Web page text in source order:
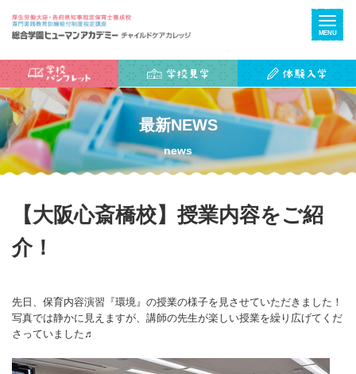
MENU
最新NEWS
news
【大阪心斎橋校】授業内容をご紹
介！
先日、保育内容演習『環境』の授業の様子を見させていただきました！
写真では静かに見えますが、講師の先生が楽しい授業を繰り広げてくだ
さっていました♬